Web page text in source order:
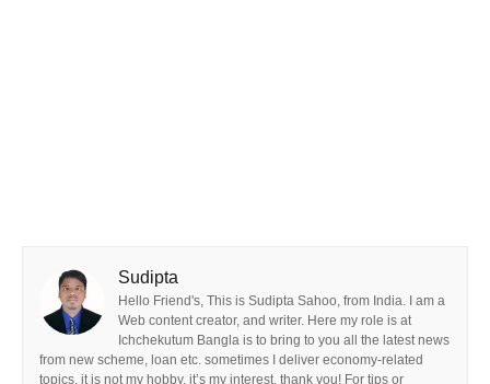
Sudipta
Hello Friend's, This is Sudipta Sahoo, from India. I am a
Web content creator, and writer. Here my role is at
Ichchekutum Bangla is to bring to you all the latest news
from new scheme, loan etc. sometimes I deliver economy-related
topics, it is not my hobby, it’s my interest. thank you! For tips or